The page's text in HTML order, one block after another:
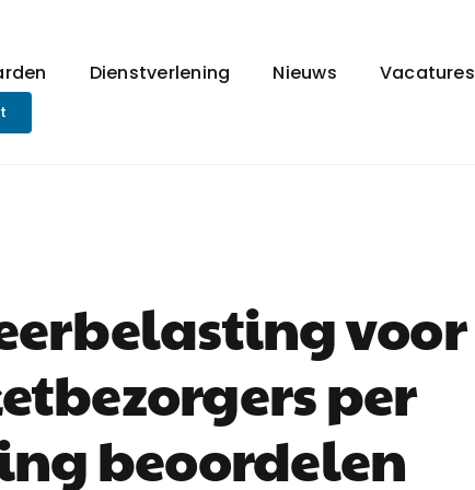
Dienstverlening Nieuws Vacatures
voor
per
beoordelen